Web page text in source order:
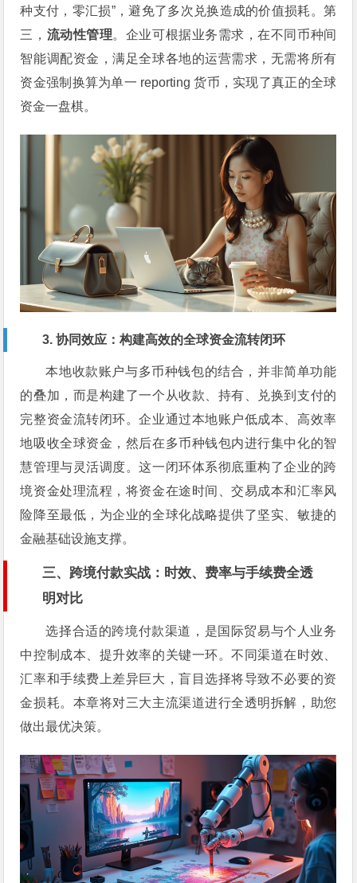
种支付，零汇损”，避免了多次兑换造成的价值损耗。第
三， 流动性管理。企业可根据业务需求，在不同币种间
智能调配资金，满足全球各地的运营需求，无需将所有
资金强制换算为单一 reporting 货币，实现了真正的全球
资金一盘棋。
3. 协同效应：构建高效的全球资金流转闭环
本地收款账户与多币种钱包的结合，并非简单功能
的叠加，而是构建了一个从收款、持有、兑换到支付的
完整资金流转闭环。企业通过本地账户低成本、高效率
地吸收全球资金，然后在多币种钱包内进行集中化的智
慧管理与灵活调度。这一闭环体系彻底重构了企业的跨
境资金处理流程，将资金在途时间、交易成本和汇率风
险降至最低，为企业的全球化战略提供了坚实、敏捷的
金融基础设施支撑。
三、跨境付款实战：时效、费率与手续费全透
明对比
选择合适的跨境付款渠道，是国际贸易与个人业务
中控制成本、提升效率的关键一环。不同渠道在时效、
汇率和手续费上差异巨大，盲目选择将导致不必要的资
金损耗。本章将对三大主流渠道进行全透明拆解，助您
做出最优决策。